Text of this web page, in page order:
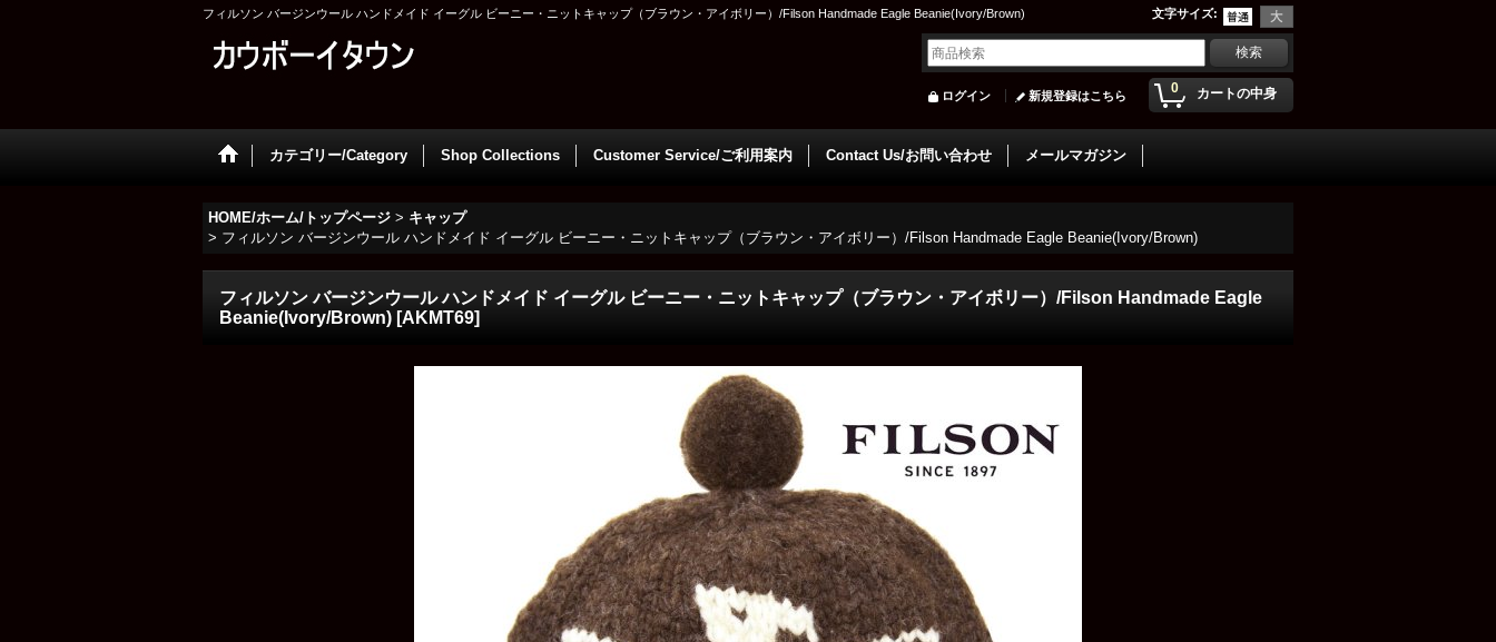
フィルソン バージンウール ハンドメイド イーグル ビーニー・ニットキャップ（ブラウン・アイボリー）/Filson Handmade Eagle Beanie(Ivory/Brown) 文字サイズ:
0 カートの中身
ログイン 新規登録はこちら
カテゴリー/Category Shop Collections Customer Service/ご利用案内 Contact Us/お問い合わせ メールマガジン
HOME/ホーム/トップページ > キャップ
> フィルソン バージンウール ハンドメイド イーグル ビーニー・ニットキャップ（ブラウン・アイボリー）/Filson Handmade Eagle Beanie(Ivory/Brown)
フィルソン バージンウール ハンドメイド イーグル ビーニー・ニットキャップ（ブラウン・アイボリー）/Filson Handmade Eagle
Beanie(Ivory/Brown) [AKMT69]